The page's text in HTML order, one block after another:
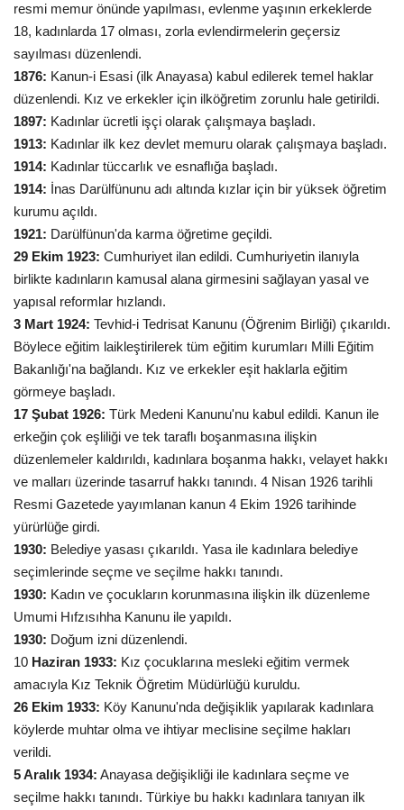
resmi memur önünde yapılması, evlenme yaşının erkeklerde
18, kadınlarda 17 olması, zorla evlendirmelerin geçersiz
sayılması düzenlendi.
1876: Kanun-i Esasi (ilk Anayasa) kabul edilerek temel haklar
düzenlendi. Kız ve erkekler için ilköğretim zorunlu hale getirildi.
1897: Kadınlar ücretli işçi olarak çalışmaya başladı.
1913: Kadınlar ilk kez devlet memuru olarak çalışmaya başladı.
1914: Kadınlar tüccarlık ve esnaflığa başladı.
1914: İnas Darülfünunu adı altında kızlar için bir yüksek öğretim
kurumu açıldı.
1921: Darülfünun'da karma öğretime geçildi.
29 Ekim 1923: Cumhuriyet ilan edildi. Cumhuriyetin ilanıyla
birlikte kadınların kamusal alana girmesini sağlayan yasal ve
yapısal reformlar hızlandı.
3 Mart 1924: Tevhid-i Tedrisat Kanunu (Öğrenim Birliği) çıkarıldı.
Böylece eğitim laikleştirilerek tüm eğitim kurumları Milli Eğitim
Bakanlığı'na bağlandı. Kız ve erkekler eşit haklarla eğitim
görmeye başladı.
17 Şubat 1926: Türk Medeni Kanunu'nu kabul edildi. Kanun ile
erkeğin çok eşliliği ve tek taraflı boşanmasına ilişkin
düzenlemeler kaldırıldı, kadınlara boşanma hakkı, velayet hakkı
ve malları üzerinde tasarruf hakkı tanındı. 4 Nisan 1926 tarihli
Resmi Gazetede yayımlanan kanun 4 Ekim 1926 tarihinde
yürürlüğe girdi.
1930: Belediye yasası çıkarıldı. Yasa ile kadınlara belediye
seçimlerinde seçme ve seçilme hakkı tanındı.
1930: Kadın ve çocukların korunmasına ilişkin ilk düzenleme
Umumi Hıfzısıhha Kanunu ile yapıldı.
1930: Doğum izni düzenlendi.
10 Haziran 1933: Kız çocuklarına mesleki eğitim vermek
amacıyla Kız Teknik Öğretim Müdürlüğü kuruldu.
26 Ekim 1933: Köy Kanunu'nda değişiklik yapılarak kadınlara
köylerde muhtar olma ve ihtiyar meclisine seçilme hakları
verildi.
5 Aralık 1934: Anayasa değişikliği ile kadınlara seçme ve
seçilme hakkı tanındı. Türkiye bu hakkı kadınlara tanıyan ilk